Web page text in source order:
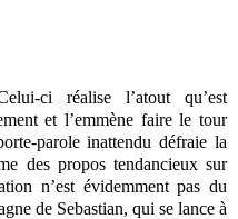
ci réalise l’atout qu’est
et l’emmène faire le tour
parole inattendu défraie la
des propos tendancieux sur
n’est évidemment pas du
de Sebastian, qui se lance à